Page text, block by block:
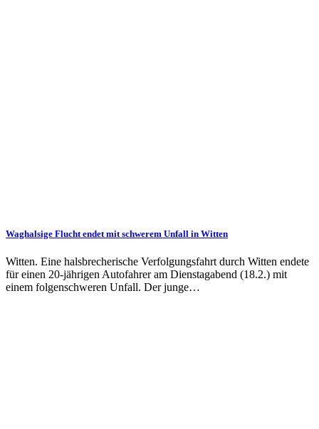
Waghalsige Flucht endet mit schwerem Unfall in Witten
Witten. Eine hals­brecher­ische Ver­fol­gungs­fahrt durch Wit­ten endete
für einen 20-jährigen Auto­fahrer am Dienstag­abend (18.2.) mit
einem folgen­schweren Un­fall. Der junge…